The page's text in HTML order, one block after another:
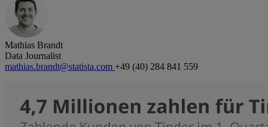
Mathias Brandt
Data Journalist
mathias.brandt@statista.com +49 (40) 284 841 559